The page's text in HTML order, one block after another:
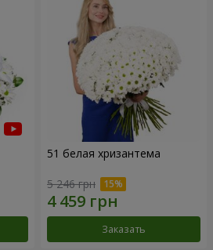
51 белая хризантема
5 246 грн
Заказать